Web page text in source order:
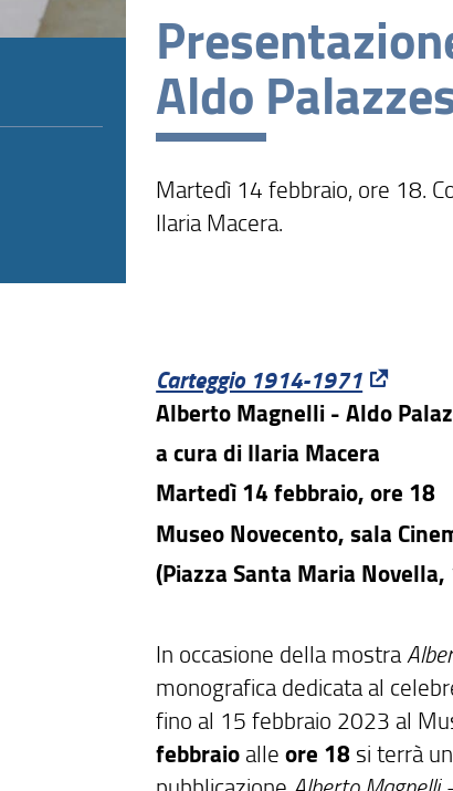
Aldo
Martedì 14 febbraio, ore 18.
Ilaria Macera.
Carteggio 1914-1971
Alberto Magnelli - Aldo
a cura di Ilaria Macera
Martedì 14 febbraio, ore 18
Museo Novecento, sala
(Piazza Santa Maria
In occasione della mostra
monografica dedicata al
fino al 15 febbraio 2023 al
febbraio alleore 18 si terrà